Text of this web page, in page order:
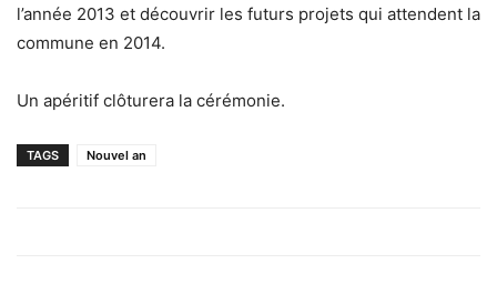
l’année 2013 et découvrir les futurs projets qui attendent la
commune en 2014.
Un apéritif clôturera la cérémonie.
TAGS Nouvel an